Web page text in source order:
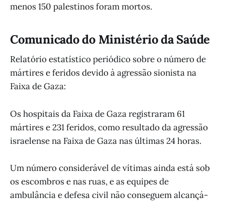
menos 150 palestinos foram mortos.
Comunicado do Ministério da Saúde
Relatório estatístico periódico sobre o número de
mártires e feridos devido à agressão sionista na
Faixa de Gaza:
Os hospitais da Faixa de Gaza registraram 61
mártires e 231 feridos, como resultado da agressão
israelense na Faixa de Gaza nas últimas 24 horas.
Um número considerável de vítimas ainda está sob
os escombros e nas ruas, e as equipes de
ambulância e defesa civil não conseguem alcançá-